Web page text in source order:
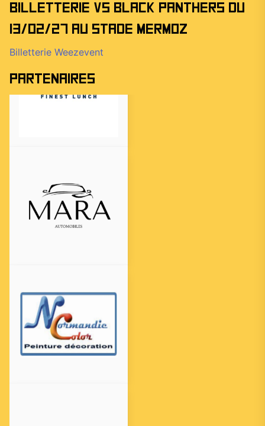
Billetterie vs Black Panthers du
13/02/27 au stade Mermoz
Billetterie Weezevent
Partenaires